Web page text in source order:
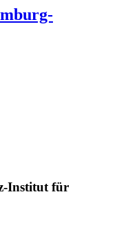
Institut für